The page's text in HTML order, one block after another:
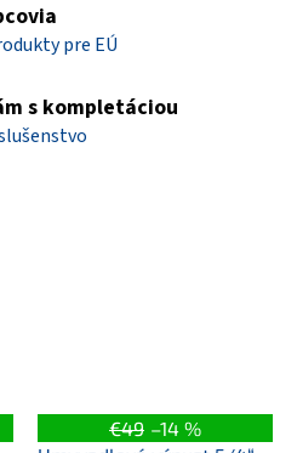
pre EÚ
s kompletáciou
€49 –14 %